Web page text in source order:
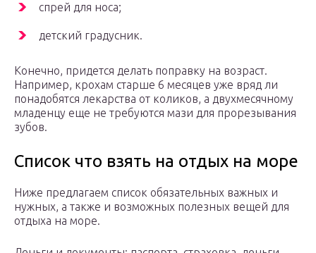
спрей для носа;
детский градусник.
Конечно, придется делать поправку на возраст.
Например, крохам старше 6 месяцев уже вряд ли
понадобятся лекарства от коликов, а двухмесячному
младенцу еще не требуются мази для прорезывания
зубов.
Список что взять на отдых на море
Ниже предлагаем список обязательных важных и
нужных, а также и возможных полезных вещей для
отдыха на море.